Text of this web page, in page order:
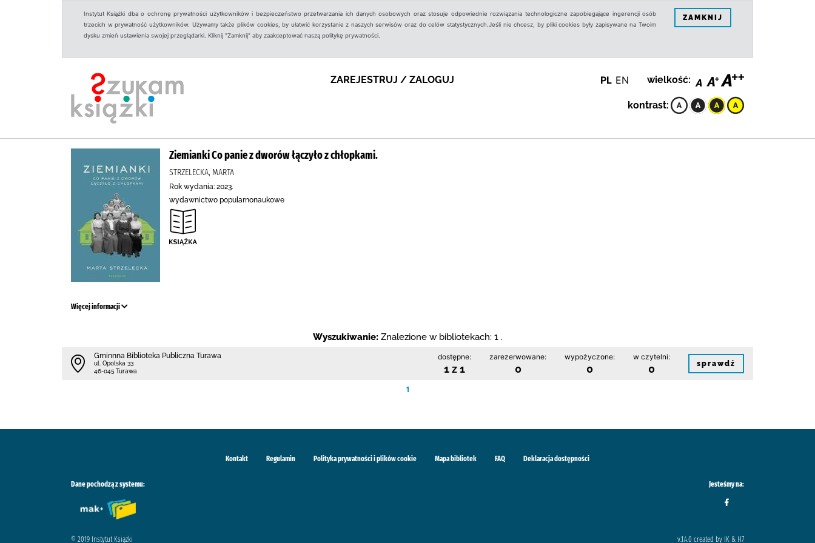
Instytut Książki dba o ochronę prywatności użytkowników i bezpieczeństwo przetwarzania ich danych osobowych oraz stosuje odpowiednie rozwiązania technologiczne zapobiegające ingerencji osób
trzecich w prywatność użytkowników. Używamy także plików cookies, by ułatwić korzystanie z naszych serwisów oraz do celów statystycznych.Jeśli nie chcesz, by pliki cookies były zapisywane na Twoim
dysku zmień ustawienia swojej przeglądarki. Kliknij "Zamknij" aby zaakceptować naszą politykę prywatności.
ZAMKNIJ
ZAREJESTRUJ / ZALOGUJ PL EN wielkość:
kontrast:
Ziemianki Co panie z dworów łączyło z chłopkami.
STRZELECKA, MARTA
Rok wydania: 2023.
wydawnictwo popularnonaukowe
Więcej informacji
Wyszukiwanie: Znalezione w bibliotekach: 1 .
Gminnna Biblioteka Publiczna Turawa
ul. Opolska 33
46-045 Turawa
dostępne:
1 z 1
zarezerwowane:
0
wypożyczone:
0
w czytelni:
0 sprawdź
1
Kontakt Regulamin Polityka prywatności i plików cookie Mapa bibliotek FAQ Deklaracja dostępności
Dane pochodzą z systemu: Jesteśmy na:
© 2019 Instytut Książki v.1.4.0 created by IK & H7